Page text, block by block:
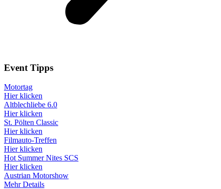
Event Tipps
Motortag
Hier klicken
Altblechliebe 6.0
Hier klicken
St. Pölten Classic
Hier klicken
Filmauto-Treffen
Hier klicken
Hot Summer Nites SCS
Hier klicken
Austrian Motorshow
Mehr Details